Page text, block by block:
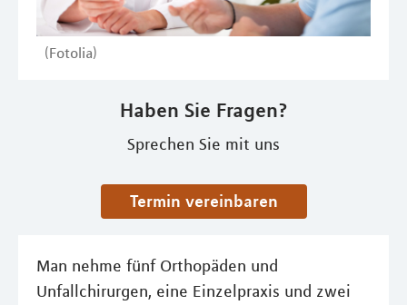
(Fotolia)
Haben Sie Fragen?
Sprechen Sie mit uns
Termin vereinbaren
Man nehme fünf Orthopäden und
Unfallchirurgen, eine Einzelpraxis und zwei